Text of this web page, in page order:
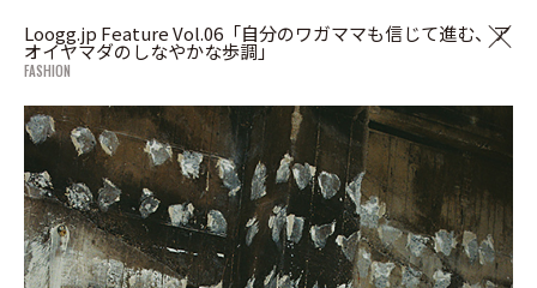
Loogg.jp Feature Vol.06「自分のワガママも信じて進む、ア
オイヤマダのしなやかな歩調」
FASHION